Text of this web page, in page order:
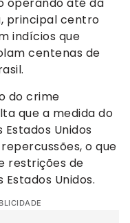
operando até da
principal centro
indícios que
centenas de
do crime
que a medida do
Unidos
o que
restrições de
Unidos.